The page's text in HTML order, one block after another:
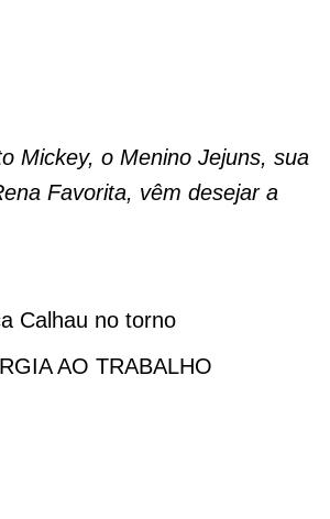
Mickey, o Menino Jejuns, sua
Favorita, vêm desejar a
Calhau no torno
AO TRABALHO